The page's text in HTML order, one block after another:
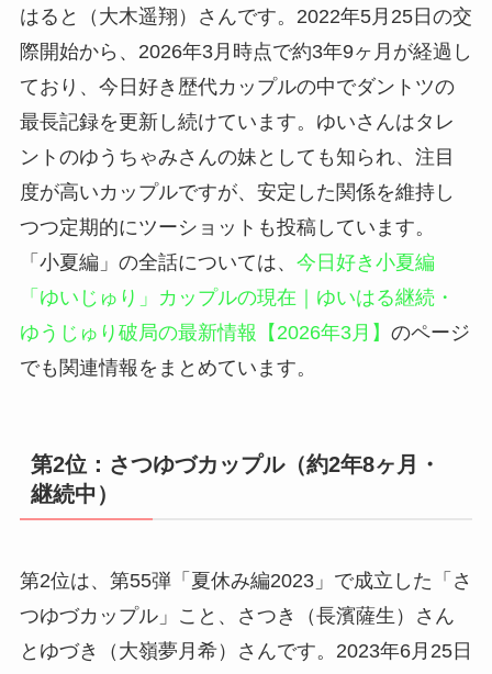
はると（大木遥翔）さんです。2022年5月25日の交
際開始から、2026年3月時点で約3年9ヶ月が経過し
ており、今日好き歴代カップルの中でダントツの
最長記録を更新し続けています。ゆいさんはタレ
ントのゆうちゃみさんの妹としても知られ、注目
度が高いカップルですが、安定した関係を維持し
つつ定期的にツーショットも投稿しています。
「小夏編」の全話については、 今日好き小夏編
「ゆいじゅり」カップルの現在｜ゆいはる継続・
ゆうじゅり破局の最新情報【2026年3月】 のページ
でも関連情報をまとめています。
第2位：さつゆづカップル（約2年8ヶ月・
継続中）
第2位は、第55弾「夏休み編2023」で成立した「さ
つゆづカップル」こと、さつき（長濱薩生）さん
とゆづき（大嶺夢月希）さんです。2023年6月25日